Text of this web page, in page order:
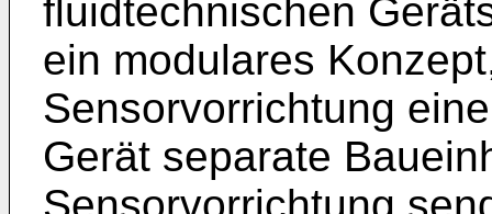
fluidtechnischen
ein modulares
Sensorvorrichtung
Gerät separate